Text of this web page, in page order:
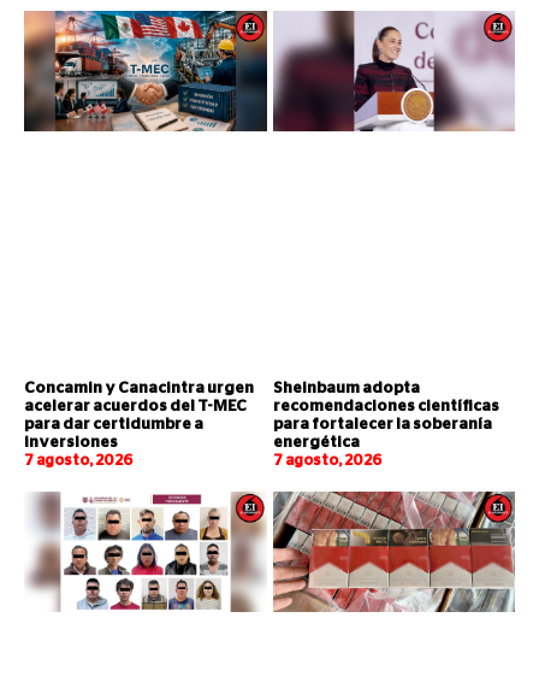
Concamin y Canacintra urgen
acelerar acuerdos del T-MEC
para dar certidumbre a
inversiones
7 agosto, 2026
Sheinbaum adopta
recomendaciones científicas
para fortalecer la soberanía
energética
7 agosto, 2026